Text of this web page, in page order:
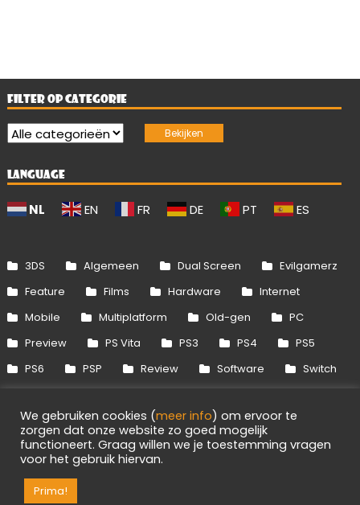
FILTER OP CATEGORIE
LANGUAGE
NL EN FR DE PT ES
3DS Algemeen Dual Screen
Evilgamerz
Feature
Films Hardware
Internet
Mobile
Multiplatform Old-gen
PC
Preview
PS Vita PS3 PS4
PS5
PS6
PSP Review Software
Switch
Xbox 360
Xbox One Xbox Series
We gebruiken cookies (meer info) om ervoor te
zorgen dat onze website zo goed mogelijk
functioneert. Graag willen we je toestemming vragen
voor het gebruik hiervan.
Prima!